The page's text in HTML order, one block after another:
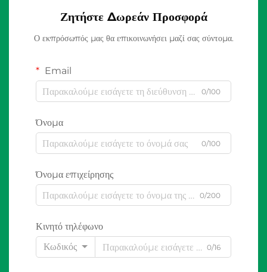
Ζητήστε Δωρεάν Προσφορά
Ο εκπρόσωπός μας θα επικοινωνήσει μαζί σας σύντομα.
Email
0/100
Όνομα
0/100
Όνομα επιχείρησης
0/200
Κινητό τηλέφωνο
Κωδικός
0/16